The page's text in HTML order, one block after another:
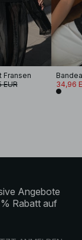
Fransen
EUR
34,96
Angebote
Rabatt auf